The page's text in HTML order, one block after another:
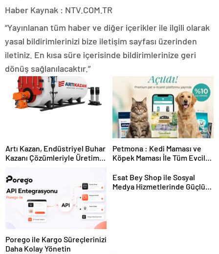
Haber Kaynak : NTV.COM.TR
“Yayınlanan tüm haber ve diğer içerikler ile ilgili olarak
yasal bildirimlerinizi bize iletişim sayfası üzerinden
iletiniz. En kısa süre içerisinde bildirimlerinize geri
dönüş sağlanılacaktır.”
Artı Kazan, Endüstriyel Buhar
Kazanı Çözümleriyle Üretim
Sunuyor
Petmona : Kedi Maması ve
Köpek Maması İle Tüm Evcil
Porego ile Kargo Süreçlerinizi
Daha Kolay Yönetin
Esat Bey Shop ile Sosyal
Medya Hizmetlerinde Güçlü